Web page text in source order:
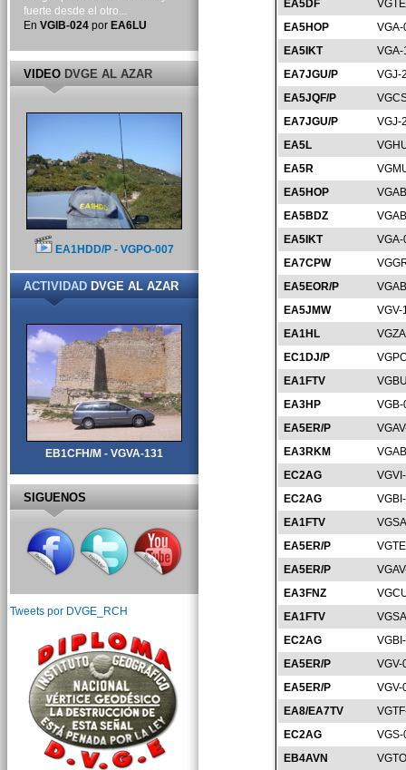
EA5DF
EA5HOP
EA5IKT
EA7JGU/P
VGJ-
EA5JQF/P
EA7JGU/P
VGJ-
EA5L
EA5R
EA5HOP
EA5BDZ
EA5IKT
EA7CPW
EA5EOR/P
EA5JMW
VGV-
EA1HL
EC1DJ/P
EA1FTV
EA3HP
EA5ER/P
EA3RKM
EC2AG
EC2AG
EA1FTV
EA5ER/P
EA5ER/P
EA3FNZ
EA1FTV
EC2AG
EA5ER/P
VGV-
EA5ER/P
VGV-
EA8/EA7TV
EC2AG
EB4AVN
fuerte desde el otro...
En VGIB-024por EA6LU
VIDEODVGE AL AZAR
EA1HDD/P - VGPO-007
ACTIVIDADDVGE AL AZAR
EB1CFH/M - VGVA-131
SIGUENOS
Tweets por DVGE_RCH